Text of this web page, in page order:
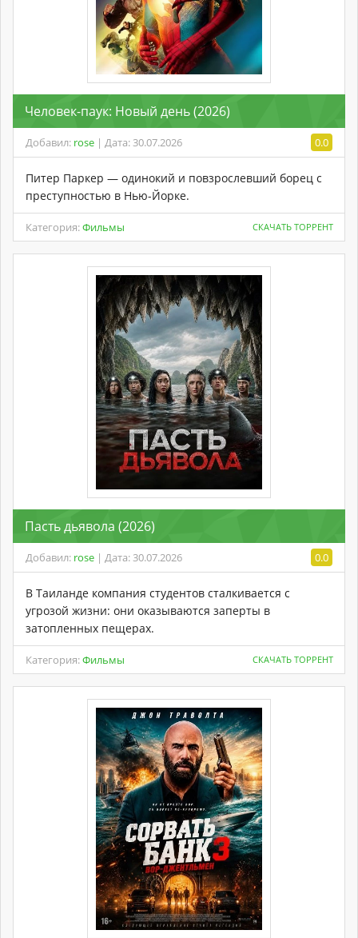
Человек-паук: Новый день (2026)
Добавил: rose | Дата: 30.07.2026 0.0
Питер Паркер — одинокий и повзрослевший борец с
преступностью в Нью-Йорке.
Категория:Фильмы СКАЧАТЬ ТОРРЕНТ
Пасть дьявола (2026)
Добавил: rose | Дата: 30.07.2026 0.0
В Таиланде компания студентов сталкивается с
угрозой жизни: они оказываются заперты в
затопленных пещерах.
Категория:Фильмы СКАЧАТЬ ТОРРЕНТ